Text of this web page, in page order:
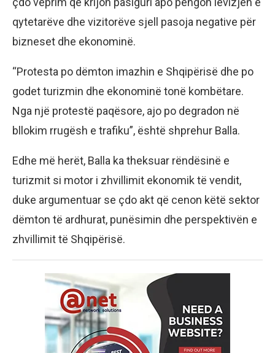
qytetarëve dhe vizitorëve sjell pasoja negative për
bizneset dhe ekonominë.
“Protesta po dëmton imazhin e Shqipërisë dhe po
godet turizmin dhe ekonominë tonë kombëtare.
Nga një protestë paqësore, ajo po degradon në
bllokim rrugësh e trafiku”, është shprehur Balla.
Edhe më herët, Balla ka theksuar rëndësinë e
turizmit si motor i zhvillimit ekonomik të vendit,
duke argumentuar se çdo akt që cenon këtë sektor
dëmton të ardhurat, punësimin dhe perspektivën e
zhvillimit të Shqipërisë.